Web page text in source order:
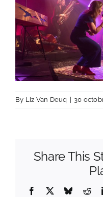
By Liz Van Deuq 30
Share This
Facebook Bluesky